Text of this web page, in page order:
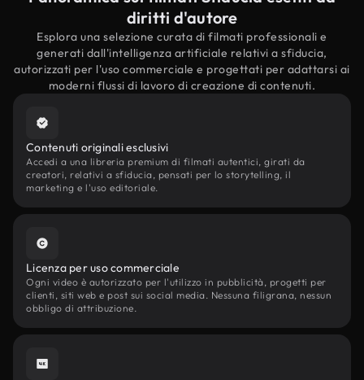
diritti d'autore
Esplora una selezione curata di filmati professionali e
generati dall'intelligenza artificiale relativi a sfiducia,
autorizzati per l'uso commerciale e progettati per adattarsi ai
moderni flussi di lavoro di creazione di contenuti.
Contenuti originali esclusivi
Accedi a una libreria premium di filmati autentici, girati da
creatori, relativi a sfiducia, pensati per lo storytelling, il
marketing e l'uso editoriale.
Licenza per uso commerciale
Ogni video è autorizzato per l'utilizzo in pubblicità, progetti per
clienti, siti web e post sui social media. Nessuna filigrana, nessun
obbligo di attribuzione.